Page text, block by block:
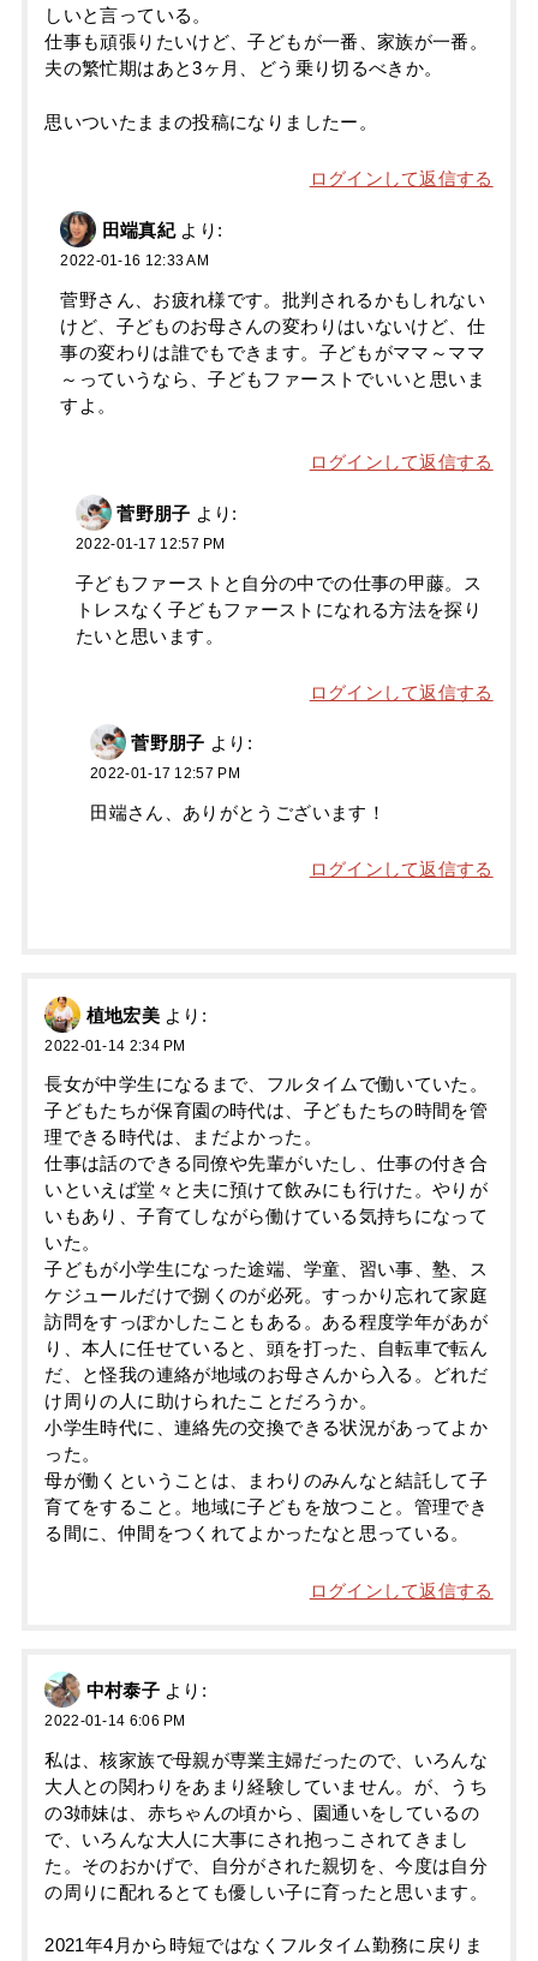
しいと言っている。
仕事も頑張りたいけど、子どもが一番、家族が一番。
夫の繁忙期はあと3ヶ月、どう乗り切るべきか。
思いついたままの投稿になりましたー。
ログインして返信する
田端真紀 より:
2022-01-16 12:33 AM
菅野さん、お疲れ様です。批判されるかもしれない
けど、子どものお母さんの変わりはいないけど、仕
事の変わりは誰でもできます。子どもがママ～ママ
～っていうなら、子どもファーストでいいと思いま
すよ。
ログインして返信する
菅野朋子 より:
2022-01-17 12:57 PM
子どもファーストと自分の中での仕事の甲藤。ス
トレスなく子どもファーストになれる方法を探り
たいと思います。
ログインして返信する
菅野朋子 より:
2022-01-17 12:57 PM
田端さん、ありがとうございます！
ログインして返信する
植地宏美 より:
2022-01-14 2:34 PM
長女が中学生になるまで、フルタイムで働いていた。
子どもたちが保育園の時代は、子どもたちの時間を管
理できる時代は、まだよかった。
仕事は話のできる同僚や先輩がいたし、仕事の付き合
いといえば堂々と夫に預けて飲みにも行けた。やりが
いもあり、子育てしながら働けている気持ちになって
いた。
子どもが小学生になった途端、学童、習い事、塾、ス
ケジュールだけで捌くのが必死。すっかり忘れて家庭
訪問をすっぽかしたこともある。ある程度学年があが
り、本人に任せていると、頭を打った、自転車で転ん
だ、と怪我の連絡が地域のお母さんから入る。どれだ
け周りの人に助けられたことだろうか。
小学生時代に、連絡先の交換できる状況があってよか
った。
母が働くということは、まわりのみんなと結託して子
育てをすること。地域に子どもを放つこと。管理でき
る間に、仲間をつくれてよかったなと思っている。
ログインして返信する
中村泰子 より:
2022-01-14 6:06 PM
私は、核家族で母親が専業主婦だったので、いろんな
大人との関わりをあまり経験していません。が、うち
の3姉妹は、赤ちゃんの頃から、園通いをしているの
で、いろんな大人に大事にされ抱っこされてきまし
た。そのおかげで、自分がされた親切を、今度は自分
の周りに配れるとても優しい子に育ったと思います。
2021年4月から時短ではなくフルタイム勤務に戻りま